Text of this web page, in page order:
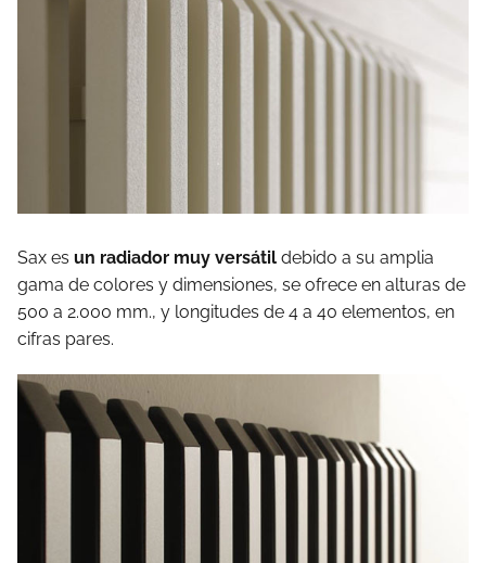
Sax es un radiador muy versátil debido a su amplia
gama de colores y dimensiones, se ofrece en alturas de
500 a 2.000 mm., y longitudes de 4 a 40 elementos, en
cifras pares.